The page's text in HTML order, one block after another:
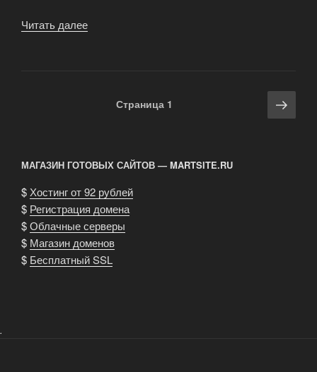
Читать далее
Ваших
Страница 1
МАГАЗИН ГОТОВЫХ САЙТОВ — MARTSITE.RU
$ Хостинг от 92 рублей
$ Регистрация домена
$Облачные серверы
$ Магазин доменов
$ Бесплатный SSL
.